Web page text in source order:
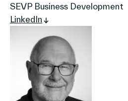
SEVP Business Development
LinkedIn